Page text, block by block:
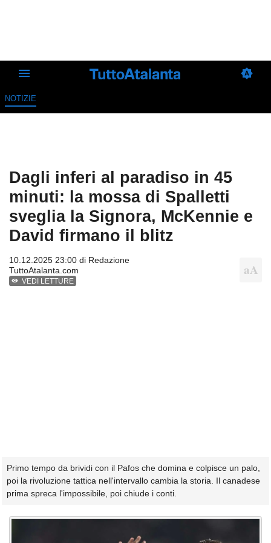
NOTIZIE
Dagli inferi al paradiso in 45
minuti: la mossa di Spalletti
sveglia la Signora, McKennie e
David firmano il blitz
10.12.2025 23:00 di Redazione
TuttoAtalanta.com
VEDI LETTURE
Primo tempo da brividi con il Pafos che domina e colpisce un palo,
poi la rivoluzione tattica nell'intervallo cambia la storia. Il canadese
prima spreca l'impossibile, poi chiude i conti.